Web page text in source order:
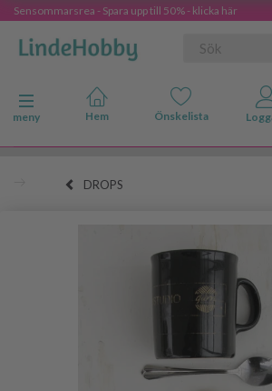
Sensommarsrea - Spara upp till 50% - klicka här
Ändra navigering
meny
DROPS